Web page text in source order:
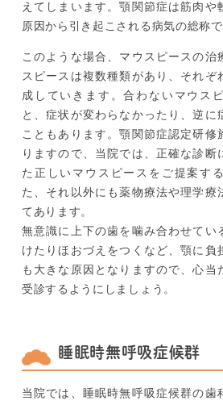
えてしまいます。顎関節症は筋肉や
原因から引き起こされる病気の総称で
このような場合、マウスピースの治
スピースは複数種類があり、それぞ
成していきます。合わないマウス
と、症状が変わらなかったり、逆に
こともあります。顎関節症認定研修
りますので、当院では、正確な診断
た正しいマウスピースをご提案す
た、それ以外にも薬物療法や理学療
てあります。
無意識に上下の歯を噛み合わせてい
けたりほおづえをつくなど、顎に負
も大きな原因となりますので、心当
受診するようにしましょう。
睡眠時無呼吸症候群
当院では、睡眠時無呼吸症候群の歯